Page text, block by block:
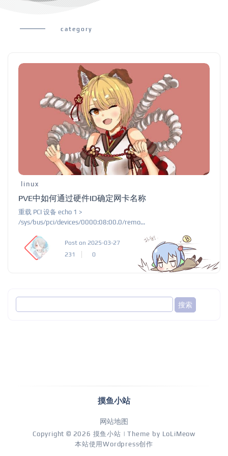
category
linux
PVE中如何通过硬件ID确定网卡名称
重载 PCI 设备 echo 1 >
/sys/bus/pci/devices/0000:08:00.0/remo...
Post on 2025-03-27
231
0
摸鱼小站
网站地图
Copyright © 2026 摸鱼小站 | Theme by LoLiMeow
本站使用Wordpress创作